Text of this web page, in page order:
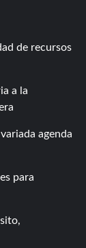
de recursos
a la
agenda
para